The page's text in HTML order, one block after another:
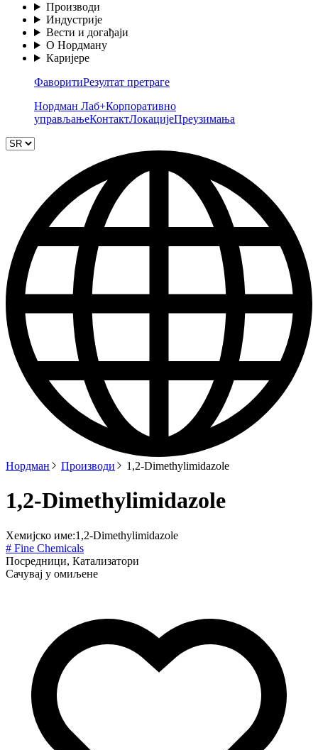
Производи
Индустрије
Вести и догађаји
О Нордману
Каријере
ФаворитиРезултат претраге
Нордман Лаб+Корпоративно
управљањеКонтактЛокацијеПреузимања
Нордман Производи 1,2-Dimethylimidazole
1,2-Dimethylimidazole
Хемијско име:1,2-Dimethylimidazole
# Fine Chemicals
Посредници, Катализатори
Сачувај у омиљене